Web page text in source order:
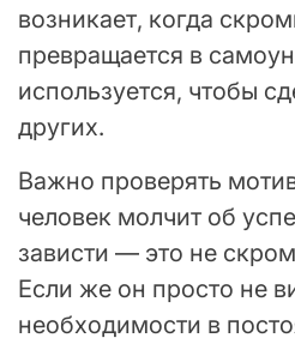
возникает, когда
превращается в
используется, чтобы
других.
Важно проверять
человек молчит об
зависти — это не
Если же он просто не
необходимости в